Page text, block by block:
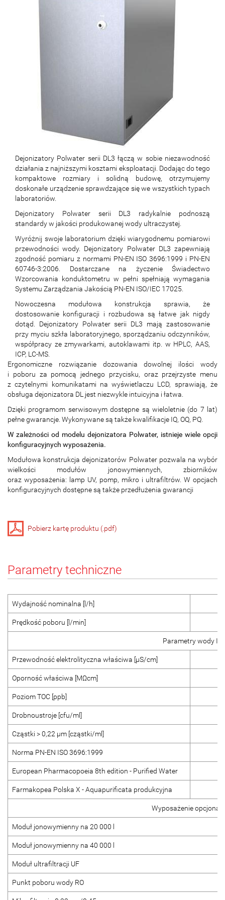
Dejonizatory Polwater serii DL3 łączą w sobie niezawodność
działania z najniższymi kosztami eksploatacji. Dodając do tego
kompaktowe rozmiary i solidną budowę, otrzymujemy
doskonałe urządzenie sprawdzające się we wszystkich typach
laboratoriów.
Dejonizatory Polwater serii DL3 radykalnie podnoszą
standardy w jakości produkowanej wody ultraczystej.
Wyróżnij swoje laboratorium dzięki wiarygodnemu pomiarowi
przewodności wody. Dejonizatory Polwater DL3 zapewniają
zgodność pomiaru z normami PN-EN ISO 3696:1999 i PN-EN
60746-3:2006. Dostarczane na życzenie Świadectwo
Wzorcowania konduktometru w pełni spełniają wymagania
Systemu Zarządzania Jakością PN-EN ISO/IEC 17025.
Nowoczesna modułowa konstrukcja sprawia, że
dostosowanie konfiguracji i rozbudowa są łatwe jak nigdy
dotąd. Dejonizatory Polwater serii DL3 mają zastosowanie
przy myciu szkła laboratoryjnego, sporządzaniu odczynników,
współpracy ze zmywarkami, autoklawami itp. w HPLC, AAS,
ICP, LC-MS.
Ergonomiczne rozwiązanie dozowania dowolnej ilości wody
i poboru za pomocą jednego przycisku, oraz przejrzyste menu
z czytelnymi komunikatami na wyświetlaczu LCD, sprawiają, że
obsługa dejonizatora DL jest niezwykle intuicyjna i łatwa.
Dzięki programom serwisowym dostępne są wieloletnie (do 7 lat)
pełne gwarancje. Wykonywane są także kwalifikacje IQ, OQ, PQ.
W zależności od modelu dejonizatora Polwater, istnieje wiele opcji
konfiguracyjnych wyposażenia.
Modułowa konstrukcja dejonizatorów Polwater pozwala na wybór
wielkości modułów jonowymiennych, zbiorników
oraz wyposażenia: lamp UV, pomp, mikro i ultrafiltrów. W opcjach
konfiguracyjnych dostępne są także przedłużenia gwarancji
Pobierz kartę produktu (.pdf)
Parametry techniczne
Wydajność nominalna [l/h]
Prędkość poboru [l/min]
Parametry wody I
Przewodność elektrolityczna właściwa [μS/cm]
Oporność właściwa [MΩcm]
Poziom TOC [ppb]
Drobnoustroje [cfu/ml]
Cząstki > 0,22 μm [cząstki/ml]
Norma PN-EN ISO 3696:1999
European Pharmacopoeia 8th edition - Purified Water
Farmakopea Polska X - Aquapurificata produkcyjna
Wyposażenie
Moduł jonowymienny na 20 000 l
Moduł jonowymienny na 40 000 l
Moduł ultrafiltracji UF
Punkt poboru wody RO